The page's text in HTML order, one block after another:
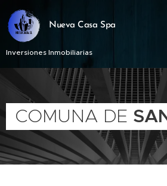
Nueva Casa Spa
Inversiones Inmobiliarias
COMUNA DE